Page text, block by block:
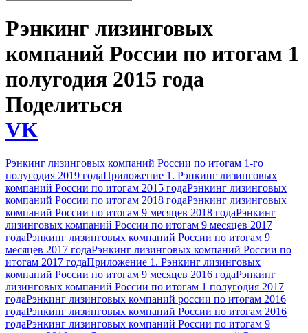
Рэнкинг лизинговых
компаний России по итогам 1
полугодия 2015 года
Поделиться
VK
Рэнкинг лизинговых компаний России по итогам 1-го
полугодия 2019 годаПриложение 1. Рэнкинг лизинговых
компаний России по итогам 2015 годаРэнкинг лизинговых
компаний России по итогам 2018 годаРэнкинг лизинговых
компаний России по итогам 9 месяцев 2018 годаРэнкинг
лизинговых компаний России по итогам 9 месяцев 2017
годаРэнкинг лизинговых компаний России по итогам 9
месяцев 2017 годаРэнкинг лизинговых компаний России по
итогам 2017 годаПриложение 1. Рэнкинг лизинговых
компаний России по итогам 9 месяцев 2016 годаРэнкинг
лизинговых компаний России по итогам 1 полугодия 2017
годаРэнкинг лизинговых компаний россии по итогам 2016
годаРэнкинг лизинговых компаний России по итогам 2016
годаРэнкинг лизинговых компаний России по итогам 9